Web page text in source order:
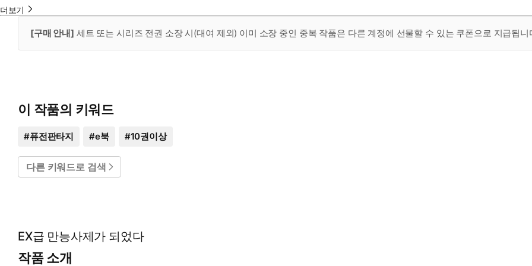
더보기
[구매 안내] 세트 또는 시리즈 전권 소장 시(대여 제외) 이미 소장 중인 중복 작품은 다른 계정에 선물할 수 있는 쿠폰으로 지급됩니
이 작품의 키워드
#퓨전판타지 #e북 #10권이상
다른 키워드로 검색
EX급 만능사제가 되었다
작품 소개